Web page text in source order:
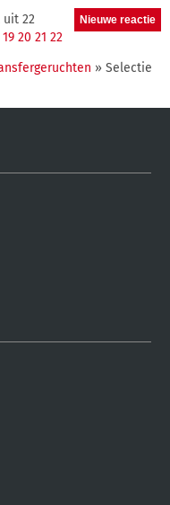
uit 22
19 20 21 22
» Selectie